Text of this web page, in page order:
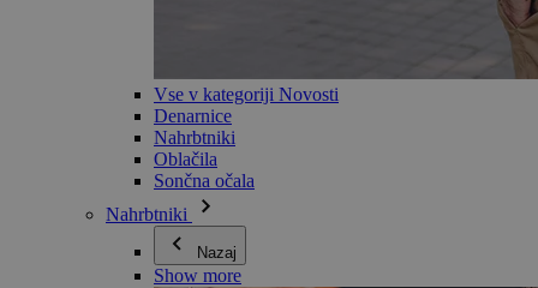
Vse v kategoriji Novosti
Denarnice
Nahrbtniki
Oblačila
Sončna očala
Nahrbtniki
Nazaj
Show more